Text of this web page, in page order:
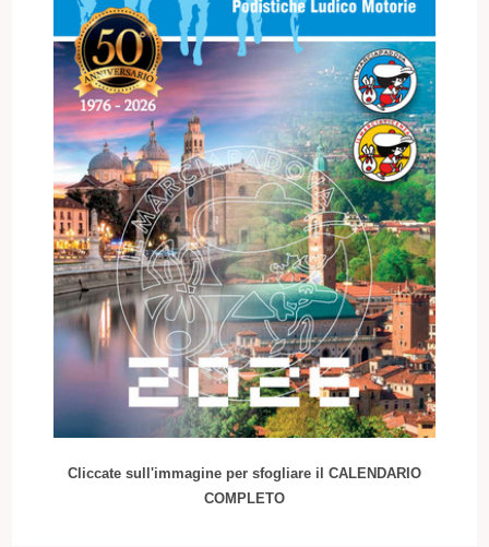
Cliccate sull'immagine per sfogliare il CALENDARIO
COMPLETO